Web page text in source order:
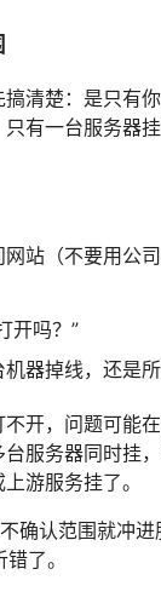
清楚：是只有
有一台服务器
站（不要用公
开吗？”
器掉线，还是
开，问题可能
服务器同时挂
游服务挂了。
不确认范围就冲
了。